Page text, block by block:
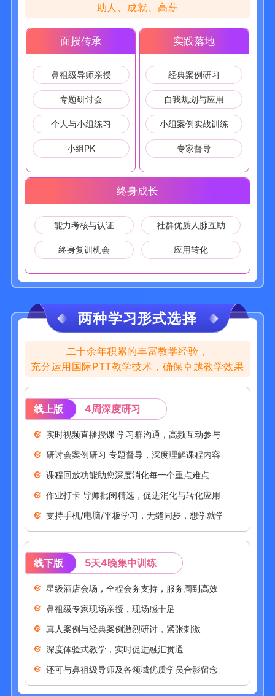
助人、成就、高薪
面授传承
鼻祖级导师亲授
专题研讨会
个人与小组练习
小组PK
实践落地
经典案例研习
自我规划与应用
小组案例实战训练
专家督导
终身成长
能力考核与认证 社群优质人脉互助
终身复训机会 应用转化
两种学习形式选择
二十余年积累的丰富教学经验，
充分运用国际PTT教学技术，确保卓越教学效果
线上版 4周深度研习
实时视频直播授课 学习群沟通，高频互动参与
研讨会案例研习 专题督导，深度理解课程内容
课程回放功能助您深度消化每一个重点难点
作业打卡 导师批阅精选，促进消化与转化应用
支持手机/电脑/平板学习，无缝同步，想学就学
线下版 5天4晚集中训练
星级酒店会场，全程会务支持，服务周到高效
鼻祖级专家现场亲授，现场感十足
真人案例与经典案例激烈研讨，紧张刺激
深度体验式教学，实时促进融汇贯通
还可与鼻祖级导师及各领域优质学员合影留念